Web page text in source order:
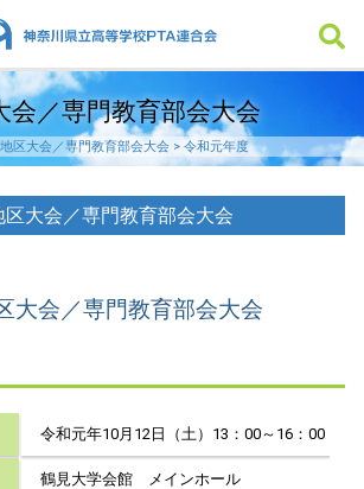
会／専門教育部会大会
地区大会／専門教育部会大会 > 令和元年度
大会／専門教育部会大会
令和元年10月12日（土）13：00～16：00
鶴見大学会館 メインホール
区大会／専門教育部会大会